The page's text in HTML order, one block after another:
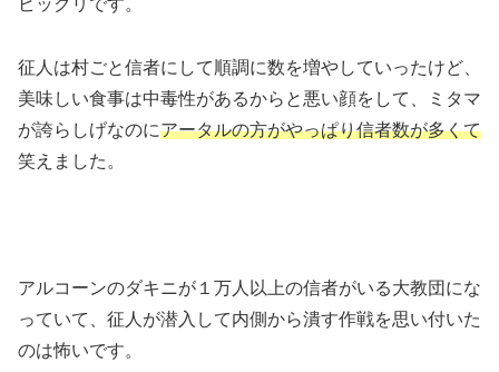
ビックリです。
征人は村ごと信者にして順調に数を増やしていったけど、
美味しい食事は中毒性があるからと悪い顔をして、ミタマ
が誇らしげなのにアータルの方がやっぱり信者数が多くて
笑えました。
アルコーンのダキニが１万人以上の信者がいる大教団にな
っていて、征人が潜入して内側から潰す作戦を思い付いた
のは怖いです。